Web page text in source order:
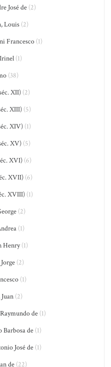
José de(2)
Louis (2)
Francesco(1)
(1)
(38)
XII)(2)
XIII)(5)
XIV)(1)
XV)(5)
XVI)(6)
XVII)(6)
XVIII)(1)
(2)
(1)
Henry(1)
(2)
(1)
(2)
de (1)
de(1)
José de(1)
de(22)